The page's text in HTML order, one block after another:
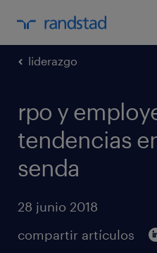
liderazgo
rpo y
tendencias
senda
28 junio 2018
compartir artículos